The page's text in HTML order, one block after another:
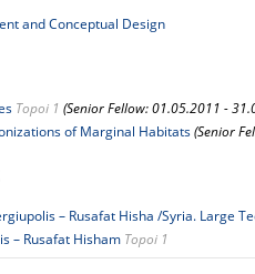
and Conceptual Design
Topoi 1 (Senior Fellow: 01.05.2011 -
of Marginal Habitats(Senior
– Rusafat Hisha /Syria. Large
– Rusafat Hisham Topoi 1